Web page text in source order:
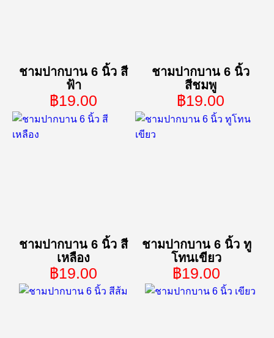
ชามปากบาน 6 นิ้ว สี
ฟ้า
฿19.00
ชามปากบาน 6 นิ้ว
สีชมพู
฿19.00
ชามปากบาน 6 นิ้ว สี
เหลือง
฿19.00
ชามปากบาน 6 นิ้ว ทู
โทนเขียว
฿19.00